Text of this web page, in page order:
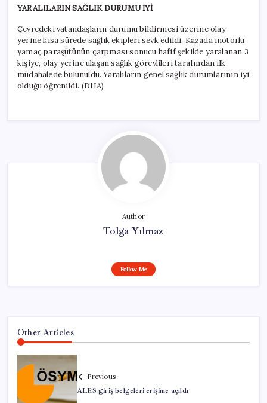
YARALILARIN SAĞLIK DURUMU İYİ
Çevredeki vatandaşların durumu bildirmesi üzerine olay
yerine kısa sürede sağlık ekipleri sevk edildi. Kazada motorlu
yamaç paraşütünün çarpması sonucu hafif şekilde yaralanan 3
kişiye, olay yerine ulaşan sağlık görevlileri tarafından ilk
müdahalede bulunuldu. Yaralıların genel sağlık durumlarının iyi
olduğu öğrenildi. (DHA)
Author
Tolga Yılmaz
Follow Me
Other Articles
Previous
ALES giriş belgeleri erişime açıldı